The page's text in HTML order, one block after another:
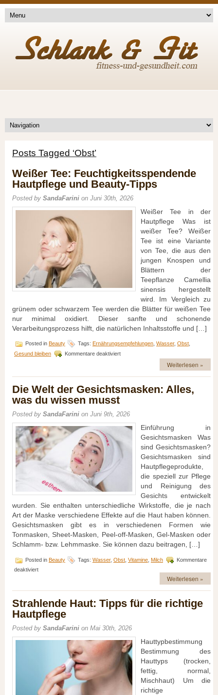
Posts Tagged ‘Obst’
Weißer Tee: Feuchtigkeitsspendende
Hautpflege und Beauty-Tipps
Posted by SandaFarini on Juni 30th, 2026
Weißer Tee in der
Hautpflege Was ist
weißer Tee? Weißer
Tee ist eine Variante
von Tee, die aus den
jungen Knospen und
Blättern der
Teepflanze Camellia
sinensis hergestellt
wird. Im Vergleich zu
grünem oder schwarzem Tee werden die Blätter für weißen Tee
nur minimal oxidiert. Dieser sanfte und schonende
Verarbeitungsprozess hilft, die natürlichen Inhaltsstoffe und […]
Posted in Beauty Tags: Ernährungsempfehlungen Wasser, Obst
Gesund bleiben
Kommentare deaktiviertfür
Feuchtigkeitsspendende
und
Weiterlesen »
Die Welt der Gesichtsmasken: Alles,
was du wissen musst
Posted by SandaFarini on Juni 9th, 2026
Einführung in
Gesichtsmasken Was
sind Gesichtsmasken?
Gesichtsmasken sind
Hautpflegeprodukte,
die speziell zur Pflege
und Reinigung des
Gesichts entwickelt
wurden. Sie enthalten unterschiedliche Wirkstoffe, die je nach
Art der Maske verschiedene Effekte auf die Haut haben können.
Gesichtsmasken gibt es in verschiedenen Formen wie
Tonmasken, Sheet-Masken, Peel-off-Masken, Gel-Masken oder
Schlamm- bzw. Lehmmaske. Sie können dazu beitragen, […]
Posted in Beauty Tags: Wasser, Obst Vitamine Milch
Kommentare
deaktiviertfür
der
Gesichtsmasken:
Alles,
was
wissen
musst
Weiterlesen »
Strahlende Haut: Tipps für die richtige
Hautpflege
Posted by SandaFarini on Mai 30th, 2026
Hauttypbestimmung
Bestimmung des
Hauttyps (trocken,
fettig, normal,
Mischhaut) Um die
richtige